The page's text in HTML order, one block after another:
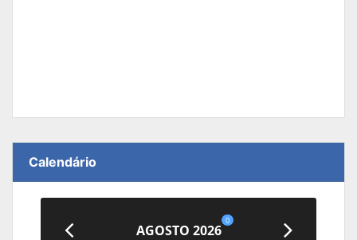
Calendário
AGOSTO 2026
0